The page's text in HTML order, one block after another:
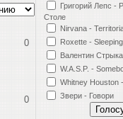
0
0
Григорий Лепс -
Столе
Nirvana -
Roxette -
Валентин
W.A.S.P. -
Whitney Houston
Звери - Говори